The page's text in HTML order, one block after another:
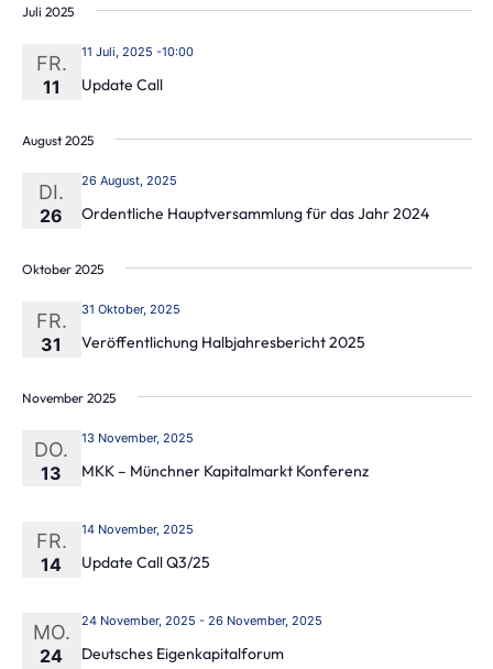
Juli 2025
FR.
11 Update Call
11 Juli, 2025 -10:00
August 2025
DI.
26 Ordentliche Hauptversammlung für das Jahr 2024
26 August, 2025
Oktober 2025
FR.
31 Veröffentlichung Halbjahresbericht 2025
31 Oktober, 2025
November 2025
DO.
13 MKK – Münchner Kapitalmarkt Konferenz
13 November, 2025
FR.
14 Update Call Q3/25
14 November, 2025
MO.
24 Deutsches Eigenkapitalforum
24 November, 2025 - 26 November, 2025